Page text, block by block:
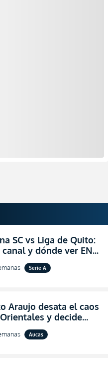
SC vs Liga de Quito:
y dónde ver EN
Fecha 22 de la LigaPro
Serie A
Araujo desata el caos
y decide
la dirección técnica
Aucas